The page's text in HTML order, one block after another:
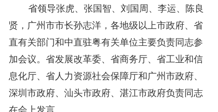
省领导张虎、张国智、刘国周、李运、陈良
贤，广州市市长孙志洋，各地级以上市政府、省
直有关部门和中直驻粤有关单位主要负责同志参
加会议。省发展改革委、省商务厅、省工业和信
息化厅、省人力资源社会保障厅和广州市政府、
深圳市政府、汕头市政府、湛江市政府负责同志
在会上发言。